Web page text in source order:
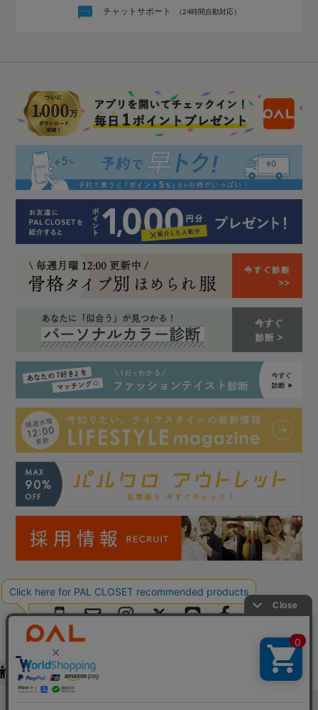
チャットサポート （24時間自動対応）